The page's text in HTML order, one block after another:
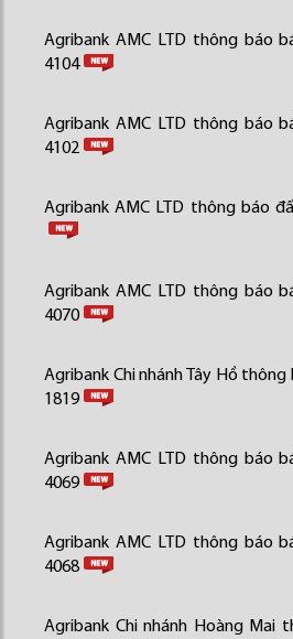
Agribank AMC LTD thông báo
4104
Agribank AMC LTD thông báo
4102
Agribank AMC LTD thông báo
Agribank AMC LTD thông báo
4070
Agribank Chi nhánh Tây Hồ thông
1819
Agribank AMC LTD thông báo
4069
Agribank AMC LTD thông báo
4068
Agribank Chi nhánh Hoàng Mai